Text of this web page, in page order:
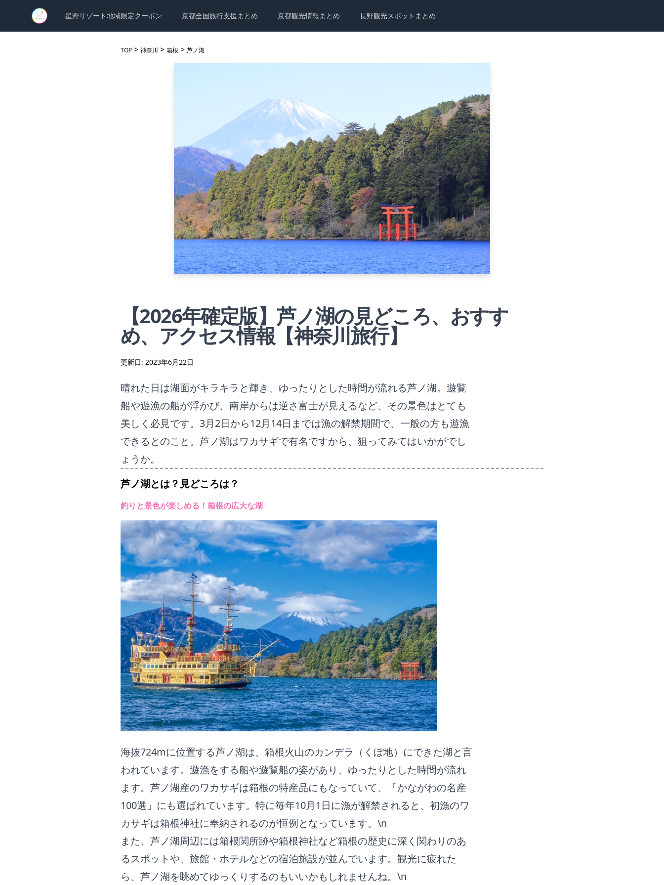
星野リゾート地域限定クーポン 京都全国旅行支援まとめ 京都観光情報まとめ 長野観光スポットまとめ
TOP > 神奈川 > 箱根 > 芦ノ湖
【2026年確定版】芦ノ湖の見どころ、おすす
め、アクセス情報【神奈川旅行】
更新日: 2023年6月22日
晴れた日は湖面がキラキラと輝き、ゆったりとした時間が流れる芦ノ湖。遊覧
船や遊漁の船が浮かび、南岸からは逆さ富士が見えるなど、その景色はとても
美しく必見です。3月2日から12月14日までは漁の解禁期間で、一般の方も遊漁
できるとのこと。芦ノ湖はワカサギで有名ですから、狙ってみてはいかがでし
ょうか。
芦ノ湖とは？見どころは？
釣りと景色が楽しめる！箱根の広大な湖
海抜724mに位置する芦ノ湖は、箱根火山のカンデラ（くぼ地）にできた湖と言
われています。遊漁をする船や遊覧船の姿があり、ゆったりとした時間が流れ
ます。芦ノ湖産のワカサギは箱根の特産品にもなっていて、「かながわの名産
100選」にも選ばれています。特に毎年10月1日に漁が解禁されると、初漁のワ
カサギは箱根神社に奉納されるのが恒例となっています。\n
また、芦ノ湖周辺には箱根関所跡や箱根神社など箱根の歴史に深く関わりのあ
るスポットや、旅館・ホテルなどの宿泊施設が並んでいます。観光に疲れた
ら、芦ノ湖を眺めてゆっくりするのもいいかもしれませんね。\n